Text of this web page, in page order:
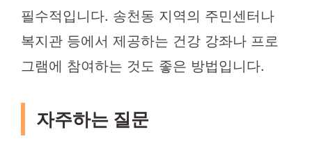
필수적입니다. 송천동 지역의 주민센터나
복지관 등에서 제공하는 건강 강좌나 프로
그램에 참여하는 것도 좋은 방법입니다.
자주하는 질문